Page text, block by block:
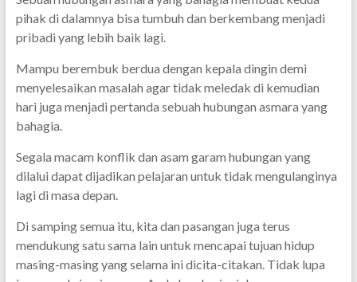
pihak di dalamnya bisa tumbuh dan berkembang menjadi
pribadi yang lebih baik lagi.
Mampu berembuk berdua dengan kepala dingin demi
menyelesaikan masalah agar tidak meledak di kemudian
hari juga menjadi pertanda sebuah hubungan asmara yang
bahagia.
Segala macam konflik dan asam garam hubungan yang
dilalui dapat dijadikan pelajaran untuk tidak mengulanginya
lagi di masa depan.
Di samping semua itu, kita dan pasangan juga terus
mendukung satu sama lain untuk mencapai tujuan hidup
masing-masing yang selama ini dicita-citakan. Tidak lupa